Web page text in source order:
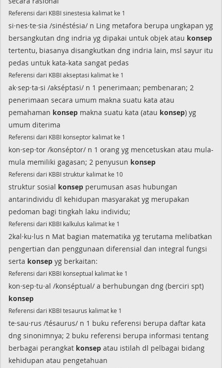
Referensi dari KBBI sinestesia kalimat ke 1
si·nes·te·sia /sinéstésia/ n Ling metafora berupa ungkapan yg
bersangkutan dng indria yg dipakai untuk objek atau konsep
tertentu, biasanya disangkutkan dng indria lain, msl sayur itu
pedas untuk kata-kata sangat pedas
Referensi dari KBBI akseptasi kalimat ke 1
ak·sep·ta·si /akséptasi/ n 1 penerimaan; pembenaran; 2
penerimaan secara umum makna suatu kata atau
pemahaman konsep makna suatu kata (atau konsep) yg
umum diterima
Referensi dari KBBI konseptor kalimat ke 1
kon·sep·tor /konséptor/ n 1 orang yg mencetuskan atau mula-
mula memiliki gagasan; 2 penyusun konsep
Referensi dari KBBI struktur kalimat ke 10
struktur sosial konsep perumusan asas hubungan
antarindividu dl kehidupan masyarakat yg merupakan
pedoman bagi tingkah laku individu;
Referensi dari KBBI kalkulus kalimat ke 1
2kal·ku·lus n Mat bagian matematika yg terutama melibatkan
pengertian dan penggunaan diferensial dan integral fungsi
serta konsep yg berkaitan:
Referensi dari KBBI konseptual kalimat ke 1
kon·sep·tu·al /konséptual/ a berhubungan dng (berciri spt)
konsep
Referensi dari KBBI tesaurus kalimat ke 1
te·sau·rus /tésaurus/ n 1 buku referensi berupa daftar kata
dng sinonimnya; 2 buku referensi berupa informasi tentang
berbagai perangkat konsep atau istilah dl pelbagai bidang
kehidupan atau pengetahuan